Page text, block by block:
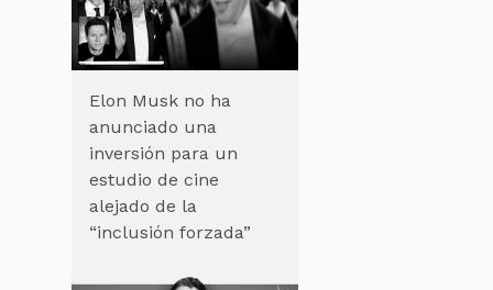
Elon Musk no ha
anunciado una
inversión para un
estudio de cine
alejado de la
“inclusión forzada”